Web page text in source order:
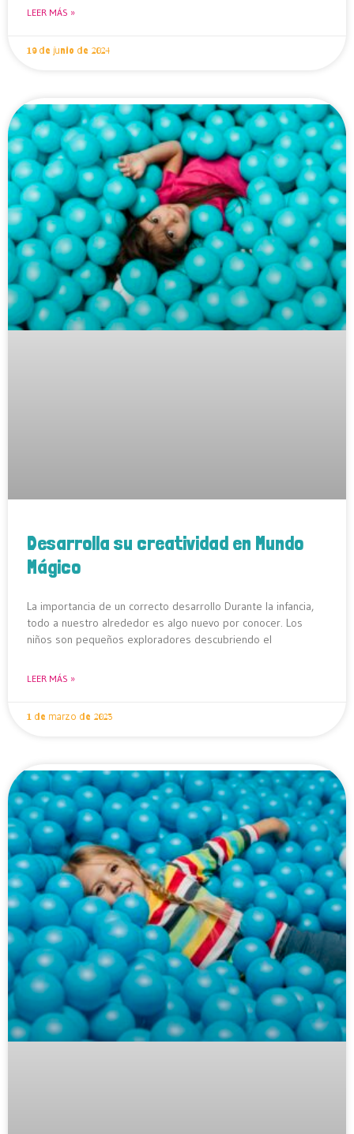
LEER MÁS »
19 de junio de 2024
Desarrolla su creatividad en Mundo
Mágico
La importancia de un correcto desarrollo Durante la infancia,
todo a nuestro alrededor es algo nuevo por conocer. Los
niños son pequeños exploradores descubriendo el
LEER MÁS »
1 de marzo de 2023